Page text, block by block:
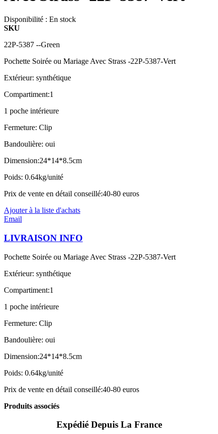
Disponibilité : En stock
SKU
22P-5387 --Green
Pochette Soirée ou Mariage Avec Strass -22P-5387-Vert
Extérieur: synthétique
Compartiment:1
1 poche intérieure
Fermeture: Clip
Bandoulière: oui
Dimension:24*14*8.5cm
Poids: 0.64kg/unité
Prix de vente en détail conseillé:40-80 euros
Ajouter à la liste d'achats
Email
LIVRAISON INFO
Pochette Soirée ou Mariage Avec Strass -22P-5387-Vert
Extérieur: synthétique
Compartiment:1
1 poche intérieure
Fermeture: Clip
Bandoulière: oui
Dimension:24*14*8.5cm
Poids: 0.64kg/unité
Prix de vente en détail conseillé:40-80 euros
Produits associés
Expédié Depuis La France